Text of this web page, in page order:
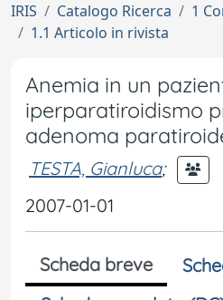
IRIS Catalogo Ricerca
1
1.1 Articolo in rivista
Anemia in un
iperparatiroidismo
adenoma
TESTA, Gianluca;
2007-01-01
Scheda breve